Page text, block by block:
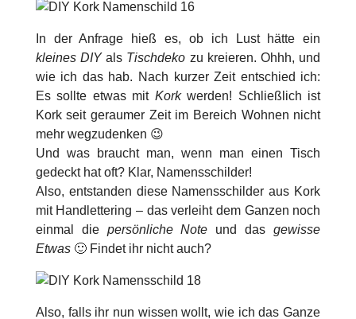
In der Anfrage hieß es, ob ich Lust hätte ein
kleines DIYals Tischdeko zu kreieren. Ohhh, und
wie ich das hab. Nach kurzer Zeit entschied ich:
Es sollte etwas mit Korkwerden! Schließlich ist
Kork seit geraumer Zeit im Bereich Wohnen nicht
mehr wegzudenken 😉
Und was braucht man, wenn man einen Tisch
gedeckt hat oft? Klar, Namensschilder!
Also, entstanden diese Namensschilder aus Kork
mit Handlettering – das verleiht dem Ganzen noch
einmal die persönliche Note und dasgewisse
Etwas🙂 Findet ihr nicht auch?
Also, falls ihr nun wissen wollt, wie ich das Ganze